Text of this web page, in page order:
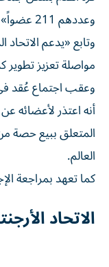
وعددهم 211 عضواً».
وتابع «يدعم
مواصلة تعزيز
وعقب اجتماع عُقد في
أنه اعتذر لأعضائه
المتعلق ببيع حصة
العالم.
كما تعهد بمراجعة
الاتحاد